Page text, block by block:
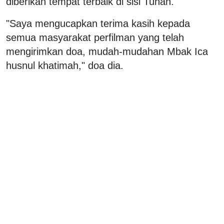
"Saya mengucapkan terima kasih kepada
semua masyarakat perfilman yang telah
mengirimkan doa, mudah-mudahan Mbak Ica
husnul khatimah," doa dia.